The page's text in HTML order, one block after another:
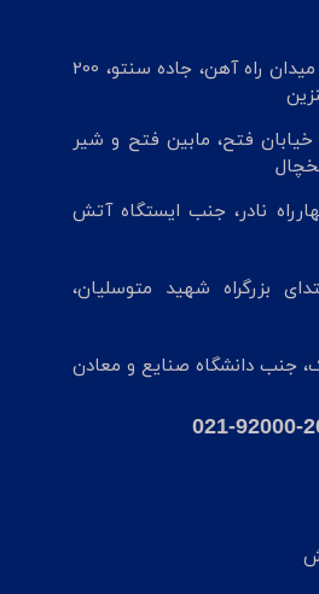
شعبه مرکزی: تبریز، میدان راه آهن، جاده سنتو، 200
خیابان فتح، مابین فتح و شیر
نادر، جنب ایستگاه آتش
بزرگراه شهید متوسلیان،
جنب دانشگاه صنایع و معادن
021-92000-